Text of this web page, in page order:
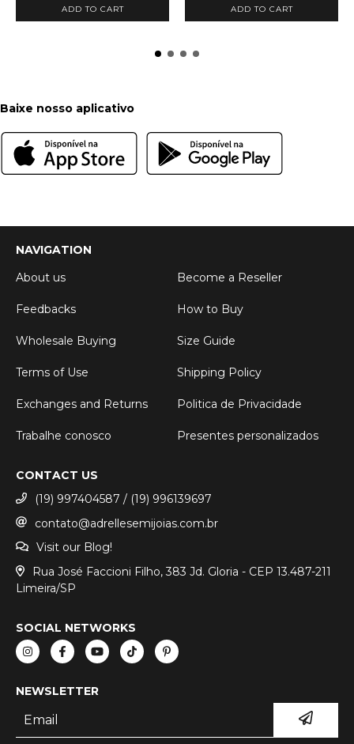
ADD TO CART ADD TO CART
Baixe nosso aplicativo
NAVIGATION
About us
Become a Reseller
Feedbacks How to Buy
Wholesale Buying Size Guide
Terms of Use Shipping Policy
Exchanges and Returns Politica de Privacidade
Trabalhe conosco Presentes personalizados
CONTACT US
(19) 997404587 / (19) 996139697
contato@adrellesemijoias.com.br
Visit our Blog!
Rua José Faccioni Filho, 383 Jd. Gloria - CEP 13.487-211
Limeira/SP
SOCIAL NETWORKS
NEWSLETTER